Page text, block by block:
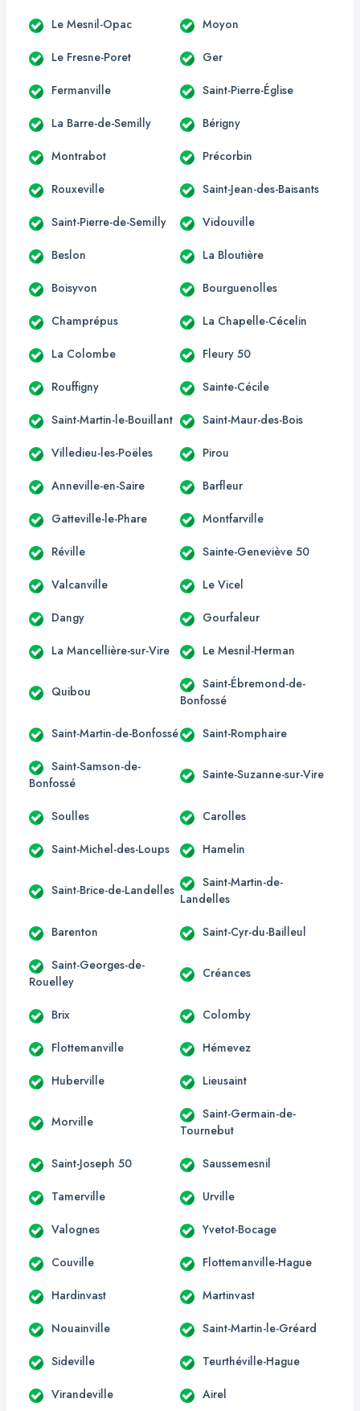
Le Mesnil-Opac Moyon
Le Fresne-Poret Ger
Fermanville Saint-Pierre-Église
La Barre-de-Semilly Bérigny
Montrabot Précorbin
Rouxeville Saint-Jean-des-Baisants
Saint-Pierre-de-Semilly Vidouville
Beslon La Bloutière
Boisyvon Bourguenolles
Champrépus La Chapelle-Cécelin
La Colombe Fleury 50
Rouffigny Sainte-Cécile
Saint-Martin-le-Bouillant Saint-Maur-des-Bois
Villedieu-les-Poëles Pirou
Anneville-en-Saire Barfleur
Gatteville-le-Phare Montfarville
Réville Sainte-Geneviève 50
Valcanville Le Vicel
Dangy Gourfaleur
La Mancellière-sur-Vire Le Mesnil-Herman
Quibou
Saint-Ébremond-de-
Bonfossé
Saint-Martin-de-Bonfossé Saint-Romphaire
Saint-Samson-de-
Bonfossé
Sainte-Suzanne-sur-Vire
Soulles Carolles
Saint-Michel-des-Loups Hamelin
Saint-Brice-de-Landelles
Saint-Martin-de-
Landelles
Barenton Saint-Cyr-du-Bailleul
Saint-Georges-de-
Rouelley
Créances
Brix Colomby
Flottemanville Hémevez
Huberville Lieusaint
Morville
Saint-Germain-de-
Tournebut
Saint-Joseph 50 Saussemesnil
Tamerville Urville
Valognes Yvetot-Bocage
Couville Flottemanville-Hague
Hardinvast Martinvast
Nouainville Saint-Martin-le-Gréard
Sideville Teurthéville-Hague
Virandeville Airel